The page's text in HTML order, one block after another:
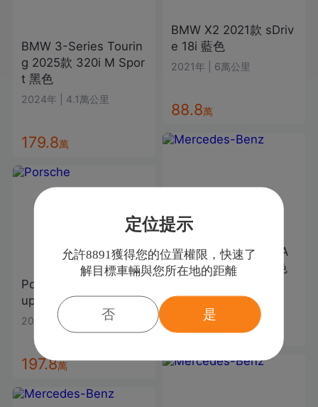
BMW 3-Series Tourin
g 2025款 320i M Spor
t 黑色
2024年 4.1萬公里
179.8萬
Porsche
upe
2020款 白色
2019年 | 9.4萬公里
197.8萬
BMW X2 2021款 sDriv
e 18i 藍色
2021年 6萬公里
88.8萬
Mercedes-Benz
CLA
2022款 CLA200 白色
138.8萬
定位提示
允許8891獲得您的位置權限，快速了
解目標車輛與您所在地的距離
否 是